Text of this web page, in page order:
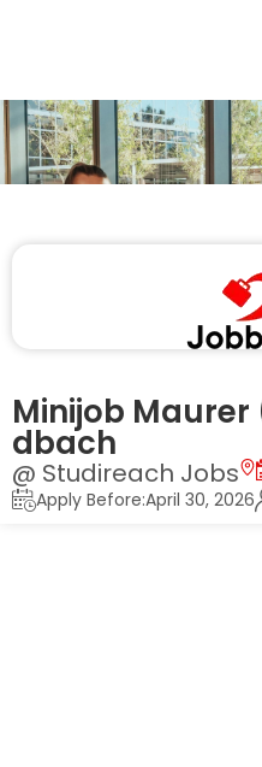
Minijob
dbach
@ Studireach Jobs
Apply Before:April 30, 2026